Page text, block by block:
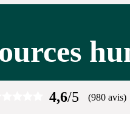
4,6/5 (980 avis)